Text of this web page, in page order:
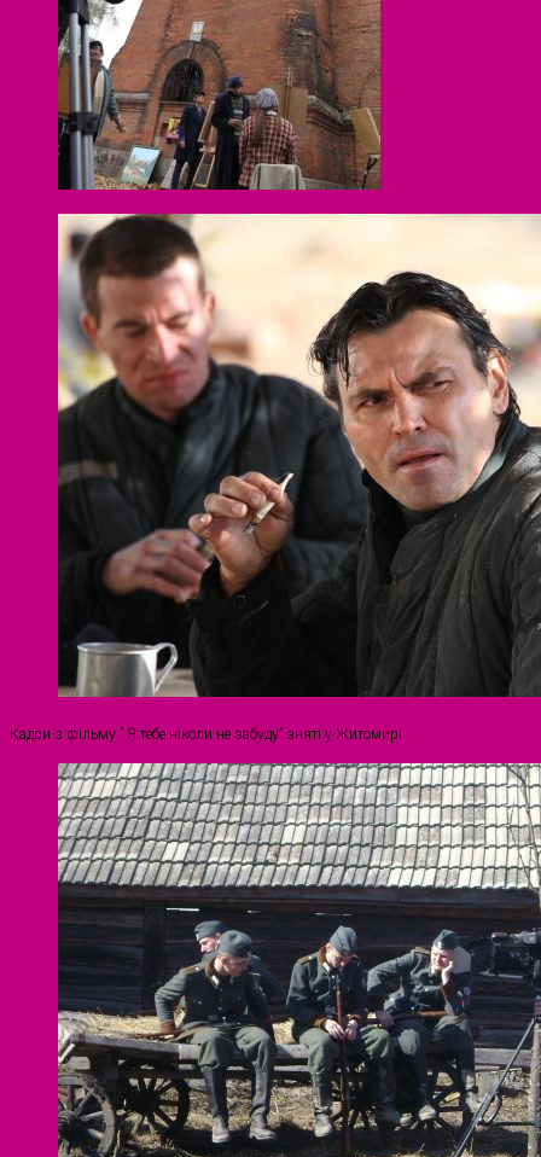
Кадри з фільму ” Я тебе ніколи не забуду” зняті у Житомирі